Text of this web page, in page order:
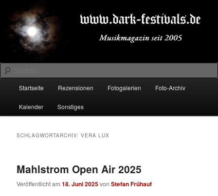
primären
Inhalt
springen
sekundären
Inhalt
springenDARK-FESTIVALS.DE
Suchen
Startseite Rezensionen Fotogalerien Foto-Archiv
Kalender Sonstiges
SCHLAGWORTARCHIV:VERA LUX
Mahlstrom Open Air 2025
Veröffentlicht am18. Juni 2025vonStefan Frühauf